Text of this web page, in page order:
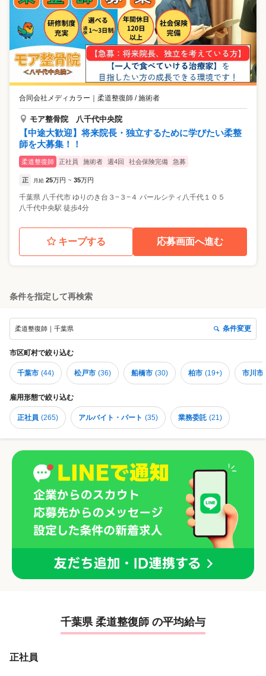
合同会社メディカラー 柔道整復師 / 施術者
モア整骨院 八千代中央院
【中途大歓迎】将来院長・独立するために学びたい柔整
師を大募集！！
柔道整復師 正社員 施術者 週4回 社会保険完備 急募
正 月給 25万円 ~ 35万円
千葉県 八千代市 ゆりのき台３−３−４ パールシティ八千代１０５
八千代中央駅 徒歩4分
キープする 応募画面へ進む
条件を指定して再検索
柔道整復師｜千葉県 条件変更
市区町村で絞り込む
千葉市 (44) 松戸市 (36) 船橋市 (30) 柏市 (19+) 市川市
雇用形態で絞り込む
正社員 (265) アルバイト・パート (35) 業務委託 (21)
千葉県 柔道整復師 の平均給与
正社員